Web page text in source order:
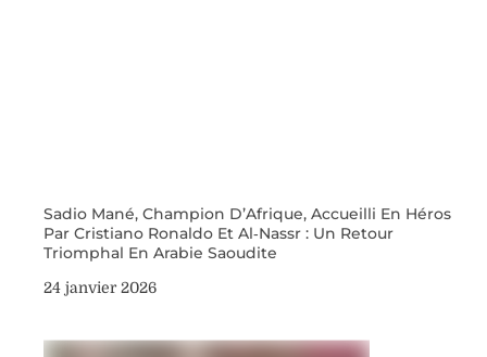
Sadio Mané, Champion D’Afrique, Accueilli En Héros
Par Cristiano Ronaldo Et Al‑Nassr : Un Retour
Triomphal En Arabie Saoudite
24 janvier 2026